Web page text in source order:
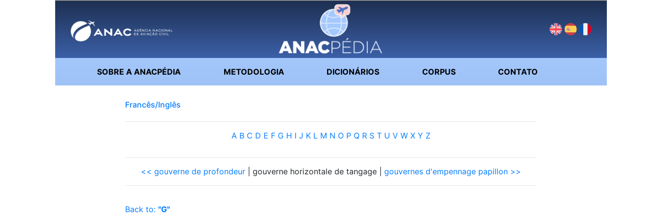
SOBRE A ANACPÉDIA METODOLOGIA DICIONÁRIOS CORPUS CONTATO
Francês/Inglês
A B C D E F G H I J K L M N O P Q R S T U V W X Y Z
<< gouverne de profondeur | gouverne horizontale de tangage | gouvernes d'empennage papillon >>
Back to: "G"